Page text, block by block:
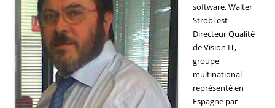
software, Walter
Strobl est
Directeur Qualité
de Vision IT,
groupe
multinational
représenté en
Espagne par